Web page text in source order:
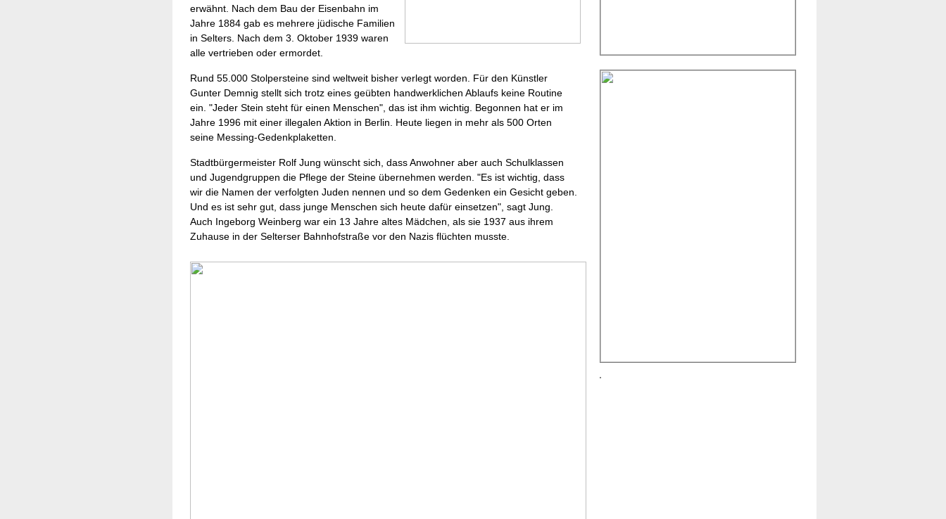
erwähnt. Nach dem Bau der Eisenbahn im
Jahre 1884 gab es mehrere jüdische Familien
in Selters. Nach dem 3. Oktober 1939 waren
alle vertrieben oder ermordet.
Rund 55.000 Stolpersteine sind weltweit bisher verlegt worden. Für den Künstler
Gunter Demnig stellt sich trotz eines geübten handwerklichen Ablaufs keine Routine
ein. "Jeder Stein steht für einen Menschen", das ist ihm wichtig. Begonnen hat er im
Jahre 1996 mit einer illegalen Aktion in Berlin. Heute liegen in mehr als 500 Orten
seine Messing-Gedenkplaketten.
Stadtbürgermeister Rolf Jung wünscht sich, dass Anwohner aber auch Schulklassen
und Jugendgruppen die Pflege der Steine übernehmen werden. "Es ist wichtig, dass
wir die Namen der verfolgten Juden nennen und so dem Gedenken ein Gesicht geben.
Und es ist sehr gut, dass junge Menschen sich heute dafür einsetzen", sagt Jung.
Auch Ingeborg Weinberg war ein 13 Jahre altes Mädchen, als sie 1937 aus ihrem
Zuhause in der Selterser Bahnhofstraße vor den Nazis flüchten musste.